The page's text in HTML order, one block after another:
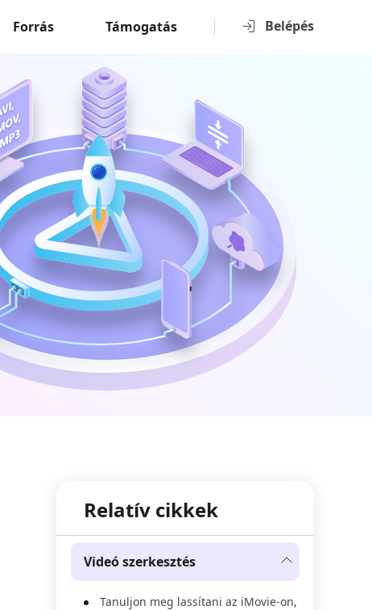
Belépés
Forrás Támogatás
Relatív cikkek
Videó szerkesztés
Tanuljon meg lassítani az iMovie-on,